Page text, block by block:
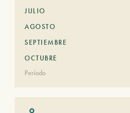
JULIO
AGOSTO
SEPTIEMBRE
OCTUBRE
Período